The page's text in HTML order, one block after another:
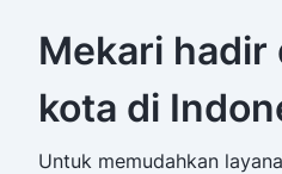
Mekari hadir
kota di
Untuk memudahkan